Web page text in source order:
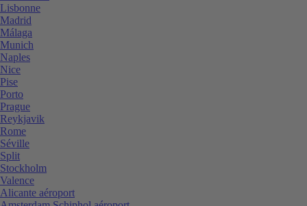
Lisbonne
Madrid
Málaga
Munich
Naples
Nice
Pise
Porto
Prague
Reykjavik
Rome
Séville
Split
Stockholm
Valence
Alicante aéroport